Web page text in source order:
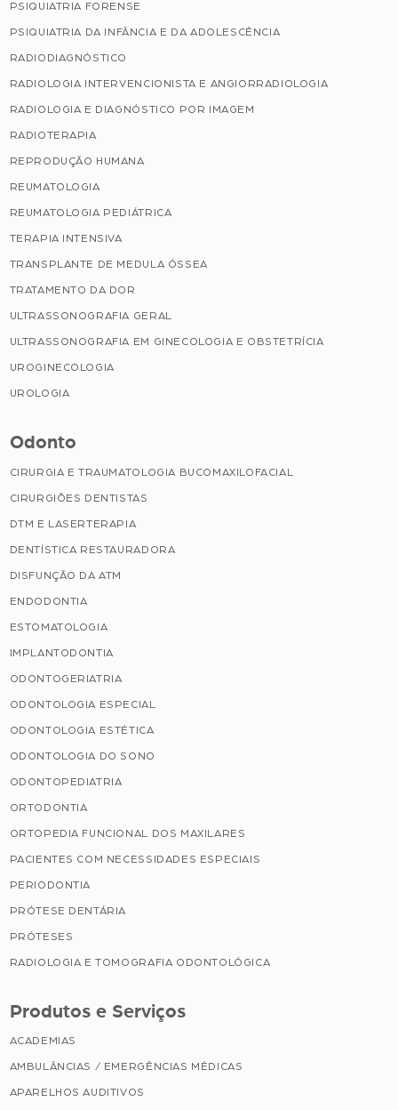
PSIQUIATRIA FORENSE
PSIQUIATRIA DA INFÂNCIA E DA ADOLESCÊNCIA
RADIODIAGNÓSTICO
RADIOLOGIA INTERVENCIONISTA E ANGIORRADIOLOGIA
RADIOLOGIA E DIAGNÓSTICO POR IMAGEM
RADIOTERAPIA
REPRODUÇÃO HUMANA
REUMATOLOGIA
REUMATOLOGIA PEDIÁTRICA
TERAPIA INTENSIVA
TRANSPLANTE DE MEDULA ÓSSEA
TRATAMENTO DA DOR
ULTRASSONOGRAFIA GERAL
ULTRASSONOGRAFIA EM GINECOLOGIA E OBSTETRÍCIA
UROGINECOLOGIA
UROLOGIA
Odonto
CIRURGIA E TRAUMATOLOGIA BUCOMAXILOFACIAL
CIRURGIÕES DENTISTAS
DTM E LASERTERAPIA
DENTÍSTICA RESTAURADORA
DISFUNÇÃO DA ATM
ENDODONTIA
ESTOMATOLOGIA
IMPLANTODONTIA
ODONTOGERIATRIA
ODONTOLOGIA ESPECIAL
ODONTOLOGIA ESTÉTICA
ODONTOLOGIA DO SONO
ODONTOPEDIATRIA
ORTODONTIA
ORTOPEDIA FUNCIONAL DOS MAXILARES
PACIENTES COM NECESSIDADES ESPECIAIS
PERIODONTIA
PRÓTESE DENTÁRIA
PRÓTESES
RADIOLOGIA E TOMOGRAFIA ODONTOLÓGICA
Produtos e Serviços
ACADEMIAS
AMBULÂNCIAS / EMERGÊNCIAS MÉDICAS
APARELHOS AUDITIVOS